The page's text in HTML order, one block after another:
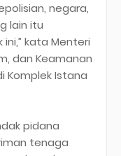
negara,
lain itu
kata Menteri
dan Keamanan
Komplek Istana
pidana
tenaga